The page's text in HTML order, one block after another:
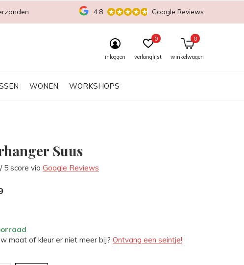
WONEN WORKSHOPS
inloggen verlanglijst
0
winkelwagen
0
4.8 Google Reviews
Suus
5 score via Google Reviews
maat of kleur er niet meer bij? Ontvang een seintje!